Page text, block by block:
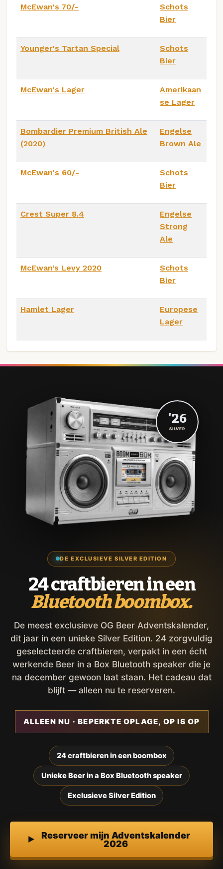
McEwan's 70/-
Schots
Bier
Younger's Tartan Special
Schots
Bier
McEwan's Lager
Amerikaan
se Lager
Bombardier Premium British Ale
(2020)
Engelse
Brown Ale
McEwan's 60/-
Schots
Bier
Crest Super 8.4
Engelse
Strong
Ale
McEwan’s Levy 2020
Schots
Bier
Hamlet Lager
Europese
Lager
DE EXCLUSIEVE SILVER EDITION
24 craftbieren in een
Bluetooth boombox.
De meest exclusieve OG Beer Adventskalender,
dit jaar in een unieke Silver Edition. 24 zorgvuldig
geselecteerde craftbieren, verpakt in een écht
werkende Beer in a Box Bluetooth speaker die je
na december gewoon laat staan. Het cadeau dat
blijft — alleen nu te reserveren.
ALLEEN NU · BEPERKTE OPLAGE, OP IS OP
24 craftbieren in een boombox
Unieke Beer in a Box Bluetooth speaker
Exclusieve Silver Edition
Reserveer mijn Adventskalender
2026
'26
SILVER